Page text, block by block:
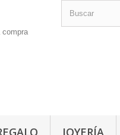
compra
JOYERÍA